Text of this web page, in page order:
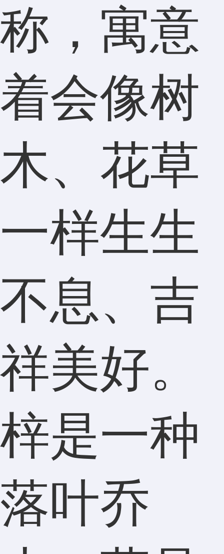
称，寓意
着会像树
木、花草
一样生生
不息、吉
祥美好。
梓是一种
落叶乔